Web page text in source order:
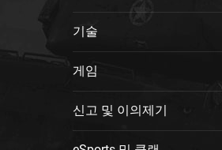
기술
게임
신고 및 이의제기